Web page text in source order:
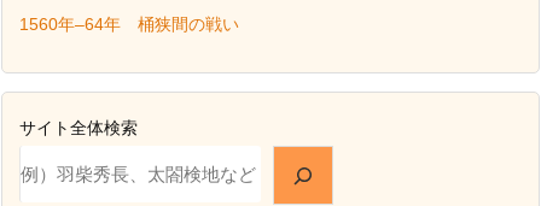
1560年–64年 桶狭間の戦い
サイト全体検索